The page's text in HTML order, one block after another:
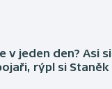
v jeden den? Asi si
rýpl si Staněk